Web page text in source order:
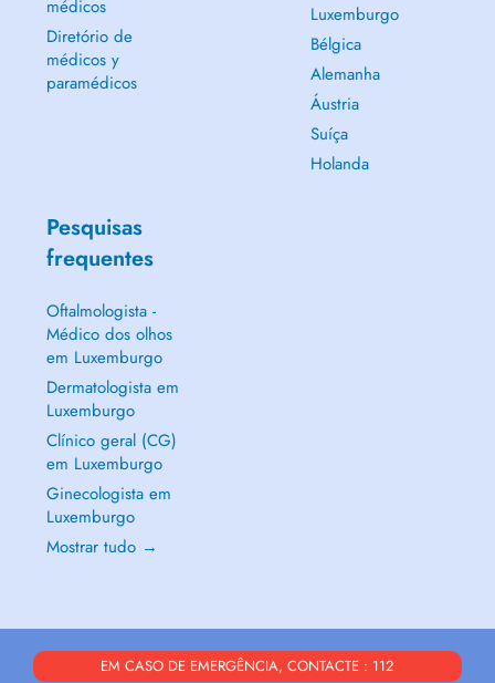
médicos
Diretório de
médicos y
paramédicos
Luxemburgo
Bélgica
Alemanha
Áustria
Suíça
Holanda
Pesquisas
frequentes
Oftalmologista -
Médico dos olhos
em Luxemburgo
Dermatologista em
Luxemburgo
Clínico geral (CG)
em Luxemburgo
Ginecologista em
Luxemburgo
Mostrar tudo →
EM CASO DE EMERGÊNCIA, CONTACTE : 112